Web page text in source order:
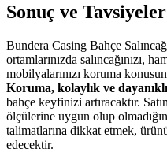
Sonuç ve Tavsiyeler
Bundera Casing Bahçe
ortamlarınızda salıncağınızı,
mobilyalarınızı koruma
Koruma, kolaylık ve
bahçe keyfinizi artıracaktır.
ölçülerine uygun olup
talimatlarına dikkat etmek,
edecektir.